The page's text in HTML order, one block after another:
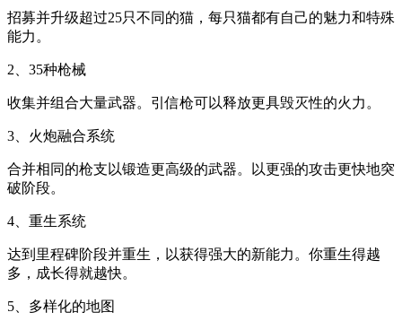
招募并升级超过25只不同的猫，每只猫都有自己的魅力和特殊
能力。
2、35种枪械
收集并组合大量武器。引信枪可以释放更具毁灭性的火力。
3、火炮融合系统
合并相同的枪支以锻造更高级的武器。以更强的攻击更快地突
破阶段。
4、重生系统
达到里程碑阶段并重生，以获得强大的新能力。你重生得越
多，成长得就越快。
5、多样化的地图